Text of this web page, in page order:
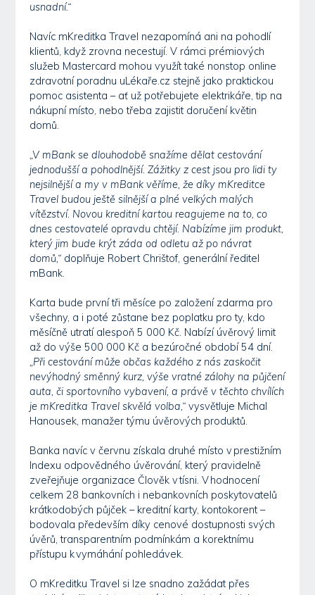
usnadní.“
Navíc mKreditka Travel nezapomíná ani na pohodlí
klientů, když zrovna necestují. V rámci prémiových
služeb Mastercard mohou využít také nonstop online
zdravotní poradnu uLékaře.cz stejně jako praktickou
pomoc asistenta – ať už potřebujete elektrikáře, tip na
nákupní místo, nebo třeba zajistit doručení květin
domů.
„V mBank se dlouhodobě snažíme dělat cestování
jednodušší a pohodlnější. Zážitky z cest jsou pro lidi ty
nejsilnější a my v mBank věříme, že díky mKreditce
Travel budou ještě silnější a plné velkých malých
vítězství. Novou kreditní kartou reagujeme na to, co
dnes cestovatelé opravdu chtějí. Nabízíme jim produkt,
který jim bude krýt záda od odletu až po návrat
domů,“ doplňuje Robert Chrištof, generální ředitel
mBank.
Karta bude první tři měsíce po založení zdarma pro
všechny, a i poté zůstane bez poplatku pro ty, kdo
měsíčně utratí alespoň 5 000 Kč. Nabízí úvěrový limit
až do výše 500 000 Kč a bezúročné období 54 dní.
„Při cestování může občas každého z nás zaskočit
nevýhodný směnný kurz, výše vratné zálohy na půjčení
auta, či sportovního vybavení, a právě v těchto chvílích
je mKreditka Travel skvělá volba,“ vysvětluje Michal
Hanousek, manažer týmu úvěrových produktů.
Banka navíc v červnu získala druhé místo v prestižním
Indexu odpovědného úvěrování, který pravidelně
zveřejňuje organizace Člověk v tísni. V hodnocení
celkem 28 bankovních i nebankovních poskytovatelů
krátkodobých půjček – kreditní karty, kontokorent –
bodovala především díky cenové dostupnosti svých
úvěrů, transparentním podmínkám a korektnímu
přístupu k vymáhání pohledávek.
O mKreditku Travel si lze snadno zažádat přes